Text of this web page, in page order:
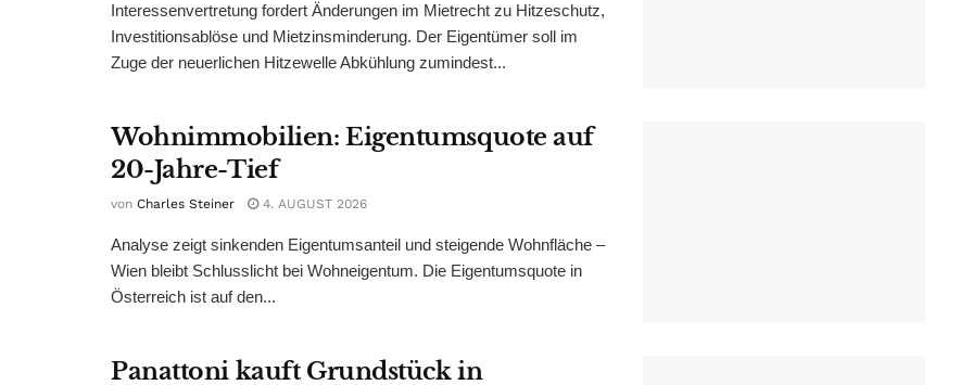
Interessenvertretung fordert Änderungen im Mietrecht zu Hitzeschutz,
Investitionsablöse und Mietzinsminderung. Der Eigentümer soll im
Zuge der neuerlichen Hitzewelle Abkühlung zumindest...
Wohnimmobilien: Eigentumsquote auf
20-Jahre-Tief
von Charles Steiner 4. AUGUST 2026
Analyse zeigt sinkenden Eigentumsanteil und steigende Wohnfläche –
Wien bleibt Schlusslicht bei Wohneigentum. Die Eigentumsquote in
Österreich ist auf den...
Panattoni kauft Grundstück in